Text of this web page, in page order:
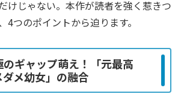
けじゃない。本作が読者を強く惹きつ
4つのポイントから迫ります。
ギャップ萌え！「元最高
メ幼女」の融合